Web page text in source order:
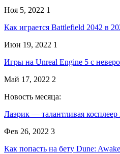
Ноя 5, 2022 1
Как играется Battlefield 2042 в
Июн 19, 2022 1
Игры на Unreal Engine 5 с
Май 17, 2022 2
Новость месяца:
Лаэрик — талантливая
Фев 26, 2022 3
Как попасть на бету Dune: